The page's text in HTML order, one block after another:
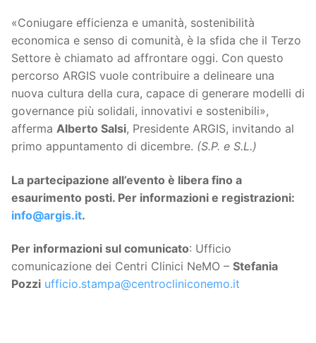
«Coniugare efficienza e umanità, sostenibilità
economica e senso di comunità, è la sfida che il Terzo
Settore è chiamato ad affrontare oggi. Con questo
percorso ARGIS vuole contribuire a delineare una
nuova cultura della cura, capace di generare modelli di
governance più solidali, innovativi e sostenibili»,
afferma Alberto Salsi, Presidente ARGIS, invitando al
primo appuntamento di dicembre. (S.P. e S.L.)
La partecipazione all’evento è libera fino a
esaurimento posti. Per informazioni e registrazioni:
info@argis.it.
Per informazioni sul comunicato: Ufficio
comunicazione dei Centri Clinici NeMO – Stefania
Pozzi ufficio.stampa@centrocliniconemo.it